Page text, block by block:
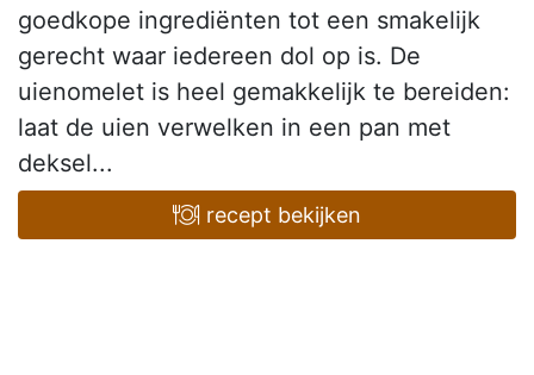
goedkope ingrediënten tot een smakelijk
gerecht waar iedereen dol op is. De
uienomelet is heel gemakkelijk te bereiden:
laat de uien verwelken in een pan met
deksel...
recept bekijken